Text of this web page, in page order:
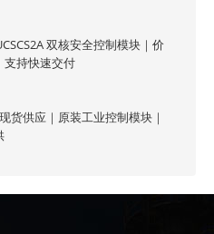
双核安全控制模块｜价
支持快速交付
货供应｜原装工业控制模块｜